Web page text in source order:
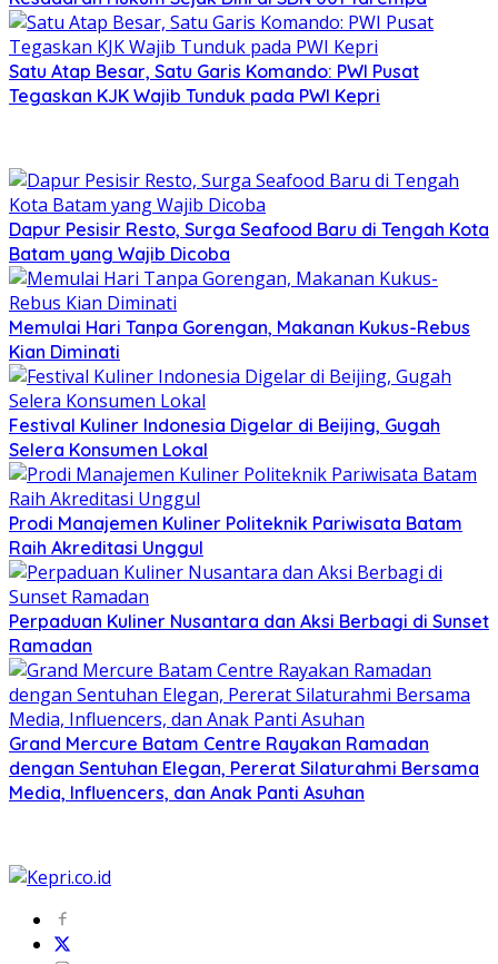
Satu Atap Besar, Satu Garis Komando: PWI Pusat
Tegaskan KJK Wajib Tunduk pada PWI Kepri
Dapur Pesisir Resto, Surga Seafood Baru di Tengah Kota
Batam yang Wajib Dicoba
Memulai Hari Tanpa Gorengan, Makanan Kukus-Rebus
Kian Diminati
Festival Kuliner Indonesia Digelar di Beijing, Gugah
Selera Konsumen Lokal
Prodi Manajemen Kuliner Politeknik Pariwisata Batam
Raih Akreditasi Unggul
Perpaduan Kuliner Nusantara dan Aksi Berbagi di Sunset
Ramadan
Grand Mercure Batam Centre Rayakan Ramadan
dengan Sentuhan Elegan, Pererat Silaturahmi Bersama
Media, Influencers, dan Anak Panti Asuhan